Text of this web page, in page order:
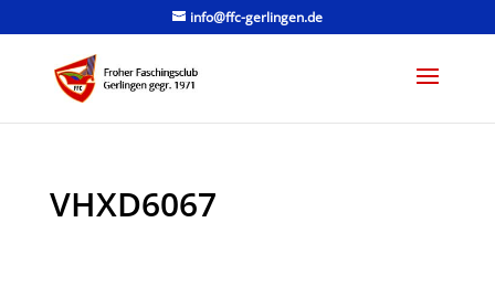
info@ffc-gerlingen.de
VHXD6067